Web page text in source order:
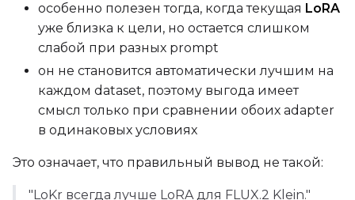
Default Caption
Caption Dropout Rate
особенно полезен тогда, когда текущая LoRA
уже близка к цели, но остается слишком
слабой при разных prompt
он не становится автоматически лучшим на
каждом dataset, поэтому выгода имеет
смысл только при сравнении обоих adapter
в одинаковых условиях
Это означает, что правильный вывод не такой:
"LoKr всегда лучше LoRA для FLUX.2 Klein."